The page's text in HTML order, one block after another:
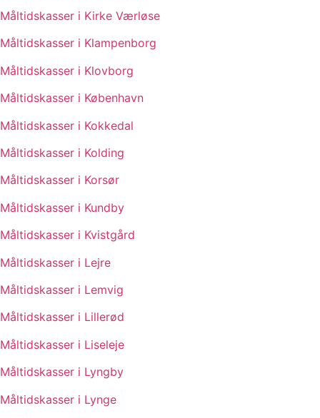
Måltidskasser i Kirke Værløse
Måltidskasser i Klampenborg
Måltidskasser i Klovborg
Måltidskasser i København
Måltidskasser i Kokkedal
Måltidskasser i Kolding
Måltidskasser i Korsør
Måltidskasser i Kundby
Måltidskasser i Kvistgård
Måltidskasser i Lejre
Måltidskasser i Lemvig
Måltidskasser i Lillerød
Måltidskasser i Liseleje
Måltidskasser i Lyngby
Måltidskasser i Lynge